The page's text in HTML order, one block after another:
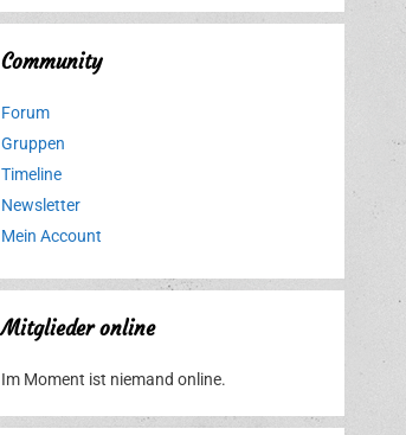
Community
Forum
Gruppen
Timeline
Newsletter
Mein Account
Mitglieder online
Im Moment ist niemand online.